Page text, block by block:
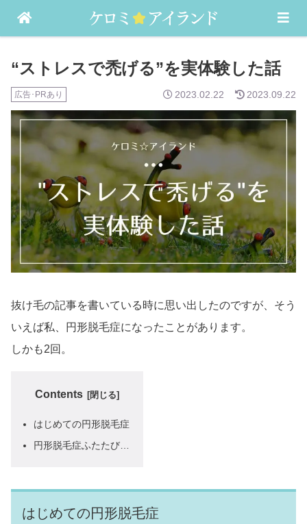
バセドウ病・発達障害（ASD）などの記録
“ストレスで禿げる”を実体験した話
2023.02.22 2023.09.22
抜け毛の記事を書いている時に思い出したのですが、そう
いえば私、円形脱毛症になったことがあります。
しかも2回。
Contents
はじめての円形脱毛症
円形脱毛症ふたたび…
はじめての円形脱毛症